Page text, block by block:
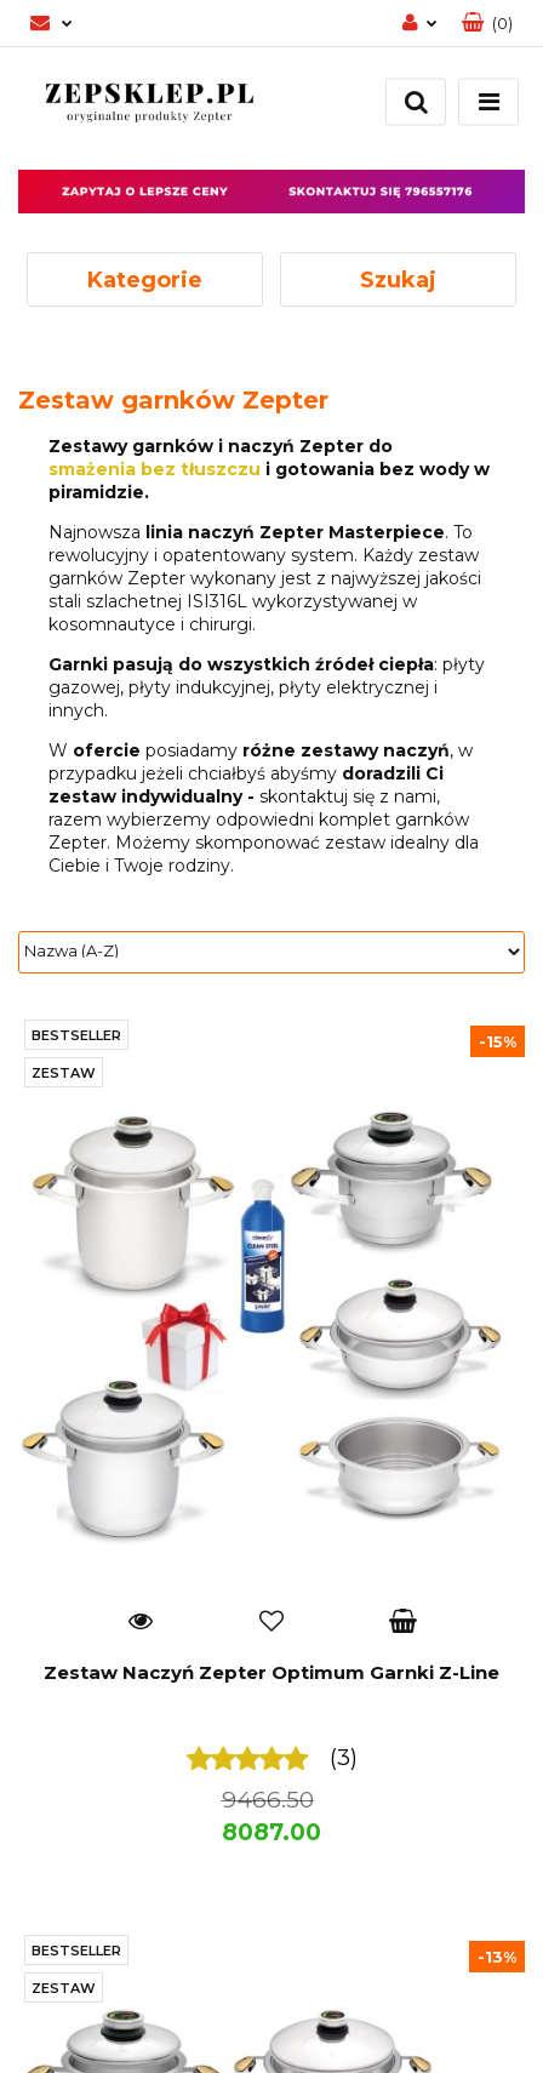
Zaloguj się
Zarejestruj się
Zgody cookies
(0)
Kategorie Szukaj
Zestaw garnków Zepter
Zestawy garnków i naczyń Zepter do
smażenia bez tłuszczu i gotowania bez wody w
piramidzie.
Najnowsza linia naczyń Zepter Masterpiece. To
rewolucyjny i opatentowany system. Każdy zestaw
garnków Zepter wykonany jest z najwyższej jakości
stali szlachetnej ISI316L wykorzystywanej w
kosomnautyce i chirurgi.
Garnki pasują do wszystkich źródeł ciepła: płyty
gazowej, płyty indukcyjnej, płyty elektrycznej i
innych.
W ofercie posiadamy różne zestawy naczyń, w
przypadku jeżeli chciałbyś abyśmy doradzili Ci
zestaw indywidualny - skontaktuj się z nami,
razem wybierzemy odpowiedni komplet garnków
Zepter. Możemy skomponować zestaw idealny dla
Ciebie i Twoje rodziny.
BESTSELLER
ZESTAW
Zestaw Naczyń Zepter Optimum Garnki Z-Line
(3)
9466.50
-15%
8087.00
BESTSELLER
ZESTAW
-13%